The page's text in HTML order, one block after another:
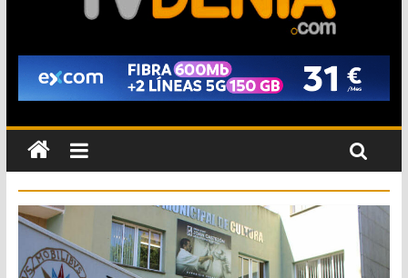
Campo con la recepción a la Capitanía Cristiana
El XII Festival de Jazz de Dénia reunirá durante agosto a
figuras nacionales e internacionales en los Jardins de
Torrecremada